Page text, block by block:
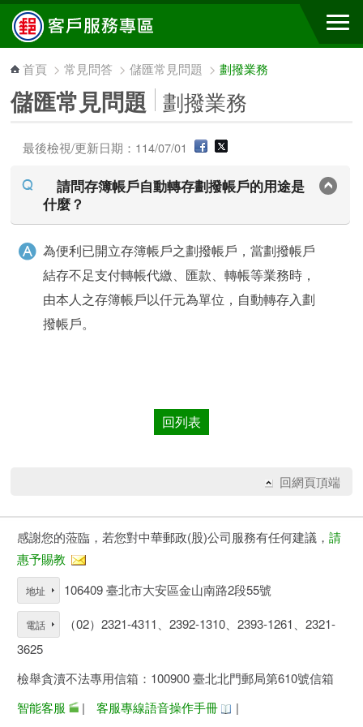
跳到主要內容區塊
首頁 >常見問答 >儲匯常見問題 >劃撥業務
儲匯常見問題 劃撥業務
最後檢視/更新日期：114/07/01
請問存簿帳戶自動轉存劃撥帳戶的用途是
什麼？
為便利已開立存簿帳戶之劃撥帳戶，當劃撥帳戶
結存不足支付轉帳代繳、匯款、轉帳等業務時，
由本人之存簿帳戶以仟元為單位，自動轉存入劃
撥帳戶。
回列表
回網頁頂端
感謝您的蒞臨，若您對中華郵政(股)公司服務有任何建議， 請
惠予賜教
地址 106409 臺北市大安區金山南路2段55號
電話
（02）2321-4311、2392-1310、2393-1261、2321-
3625
檢舉貪瀆不法專用信箱：100900 臺北北門郵局第610號信箱
智能客服
| 客服專線語音操作手冊 |